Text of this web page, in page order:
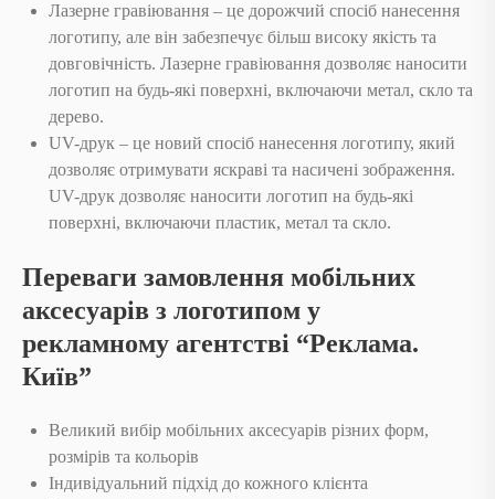
Лазерне гравіювання – це дорожчий спосіб нанесення
логотипу, але він забезпечує більш високу якість та
довговічність. Лазерне гравіювання дозволяє наносити
логотип на будь-які поверхні, включаючи метал, скло та
дерево.
UV-друк – це новий спосіб нанесення логотипу, який
дозволяє отримувати яскраві та насичені зображення.
UV-друк дозволяє наносити логотип на будь-які
поверхні, включаючи пластик, метал та скло.
Переваги замовлення мобільних
аксесуарів з логотипом у
рекламному агентстві “Реклама.
Київ”
Великий вибір мобільних аксесуарів різних форм,
розмірів та кольорів
Індивідуальний підхід до кожного клієнта